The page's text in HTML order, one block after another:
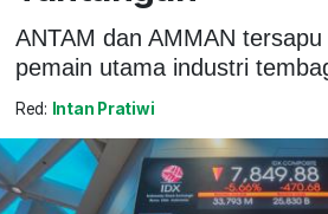
ANTAM dan AMMAN
pemain utama industri
Red: Intan Pratiwi